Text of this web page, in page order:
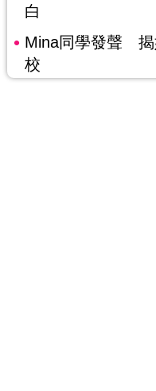
白
Mina同學發聲 揭
校